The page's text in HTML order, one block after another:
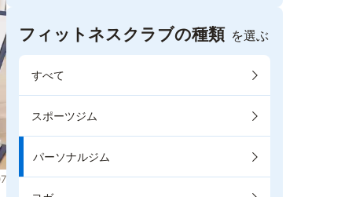
フィットネスクラブの種類 を選ぶ
すべて
スポーツジム
パーソナルジム